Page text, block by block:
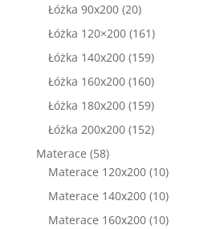
produktów
Łóżka 90x200 2020
produktów
Łóżka 120×200 161161
produktów
Łóżka 140x200 159159
produktów
Łóżka 160x200 160160
produktów
Łóżka 180x200 159159
produktów
Łóżka 200x200 152152
Materace 5858
produktów
Materace 120x200 1010
produktów
Materace 140x200 1010
produktów
Materace 160x200 1010